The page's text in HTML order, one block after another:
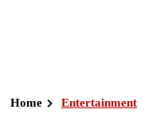
Home Entertainment